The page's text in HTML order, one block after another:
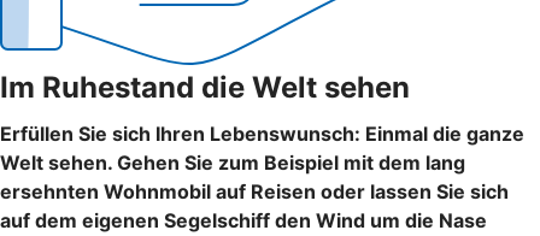
Im Ruhestand die Welt sehen
Erfüllen Sie sich Ihren Lebenswunsch: Einmal die ganze
Welt sehen. Gehen Sie zum Beispiel mit dem lang
ersehnten Wohnmobil auf Reisen oder lassen Sie sich
auf dem eigenen Segelschiff den Wind um die Nase